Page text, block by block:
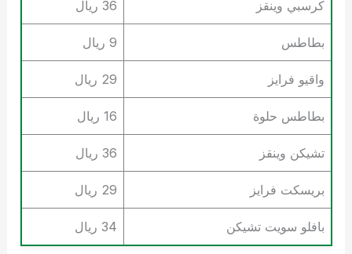
كرسبي وينقز 36 ريال
بطاطس 9 ريال
واقيو فرايز 29 ريال
بطاطس حلوة 16 ريال
تشيكن وينقز 36 ريال
بريسكت فرايز 29 ريال
بافلو سويت تشيكن 34 ريال